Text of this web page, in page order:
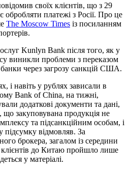
своїх клієнтів, що з 29
платежі з Росії. Про це
The Moscow Times із посиланням
Kunlyn Bank після того, як у
виникли проблеми з переказом
через загрозу санкцій США.
і навіть у рублях зависали в
Bank of China, на тижні,
додаткові документи та дані,
що закуповувана продукція не
та підсанкційним особам, і
підсумку відмовляв. За
брокера, загалом із середини
до Китаю пройшло лише
у матеріалі.